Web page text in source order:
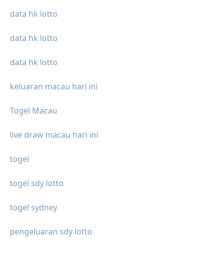
data hk lotto
data hk lotto
data hk lotto
keluaran macau hari ini
Togel Macau
live draw macau hari ini
togel
togel sdy lotto
togel sydney
pengeluaran sdy lotto